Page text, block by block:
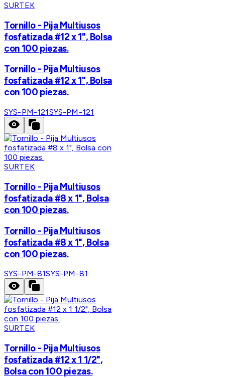
SURTEK
Tornillo - Pija Multiusos
fosfatizada #12 x 1", Bolsa
con 100 piezas.
Tornillo - Pija Multiusos
fosfatizada #12 x 1", Bolsa
con 100 piezas.
SYS-PM-121SYS-PM-121
SURTEK
Tornillo - Pija Multiusos
fosfatizada #8 x 1", Bolsa
con 100 piezas.
Tornillo - Pija Multiusos
fosfatizada #8 x 1", Bolsa
con 100 piezas.
SYS-PM-81SYS-PM-81
SURTEK
Tornillo - Pija Multiusos
fosfatizada #12 x 1 1/2",
Bolsa con 100 piezas.